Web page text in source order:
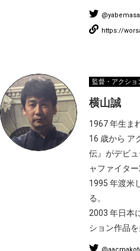
https://
監督・アクショ
横山誠
1967 年生ま
16 歳から ア
伝』がデビ
ャファイタ
1995 年渡米
る。
2003 年日本
ション作品を